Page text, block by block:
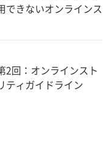
できないオンラインス
回：オンラインスト
ティガイドライン